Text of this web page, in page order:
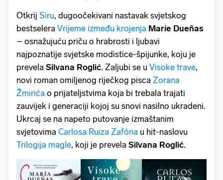
Otkrij Siru, dugoočekivani nastavak svjetskog
bestselera Vrijeme između krojenja Maríe Dueñas
– osnažujuću priču o hrabrosti i ljubavi
najpoznatije svjetske modistice-špijunke, koju je
prevela Silvana Roglić. Zaljubi se u Visoke trave,
novi roman omiljenog riječkog pisca Zorana
Žmirića o prijateljstvima koja bi trebala trajati
zauvijek i generaciji kojoj su snovi nasilno ukradeni.
Ukrcaj se na napeto putovanje izmaštanim
svjetovima Carlosa Ruiza Zafóna u hit-naslovu
Trilogija magle, koji je prevela Silvana Roglić.